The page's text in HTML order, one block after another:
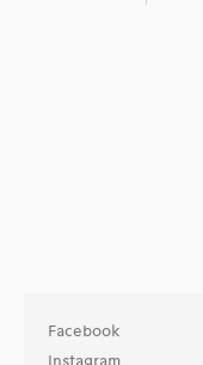
Facebook